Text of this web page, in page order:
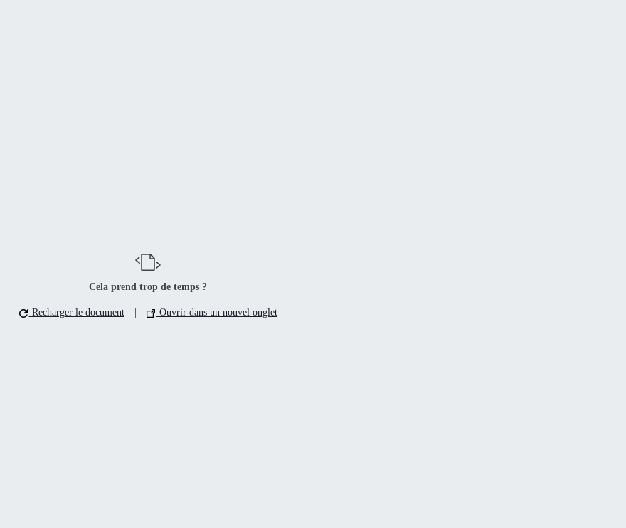
Cela prend trop de temps ?
Recharger le document Ouvrir dans un nouvel onglet